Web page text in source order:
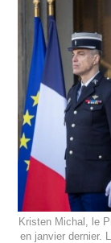
Kristen Michal, le
en janvier dernier.